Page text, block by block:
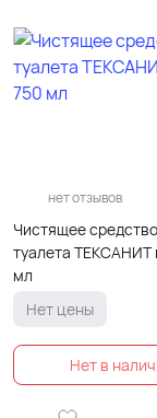
нет отзывов
Чистящее
туалета ТЕКСАНИТ
мл
Нет цены